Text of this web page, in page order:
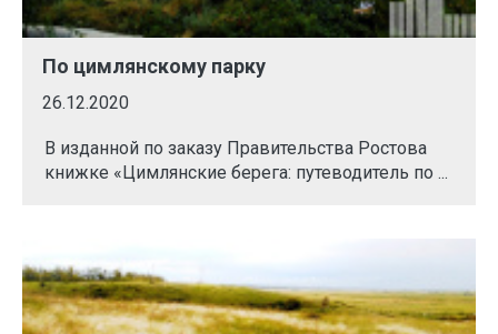
По цимлянскому парку
26.12.2020
В изданной по заказу Правительства Ростова
книжке «Цимлянские берега: путеводитель по ...